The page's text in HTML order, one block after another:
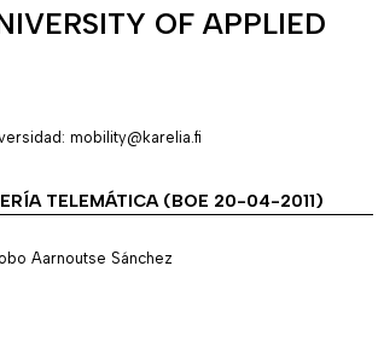
OF APPLIED
mobility@karelia.fi
TELEMÁTICA (BOE 20-04-2011)
Aarnoutse Sánchez